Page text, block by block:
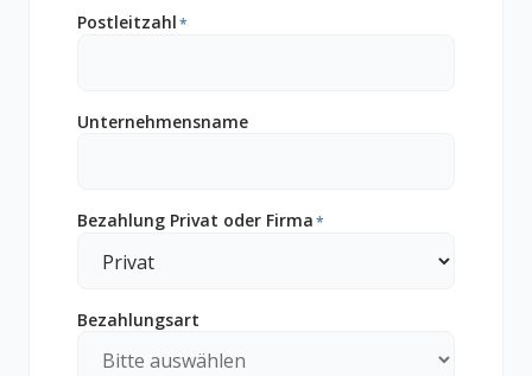
Postleitzahl*
Unternehmensname
Bezahlung Privat oder Firma*
Bezahlungsart